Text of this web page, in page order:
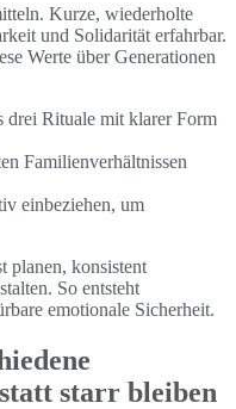
Kurze, wiederholte
und Solidarität erfahrbar.
Werte über Generationen
drei Rituale mit klarer Form
Familienverhältnissen
einbeziehen, um
planen, konsistent
So entsteht
emotionale Sicherheit.
starr bleiben